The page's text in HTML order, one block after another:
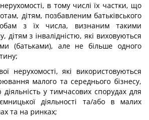
в тому числі їх частки, що
дітям, позбавленим батьківського
з їх числа, визнаним такими
дітям з інвалідністю, які виховуються
(батьками), але не більше одного
нерухомості, які використовуються
малого та середнього бізнесу,
у тимчасових спорудах для
діяльності та/або в малих
та на ринках;